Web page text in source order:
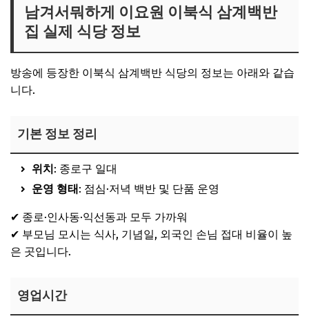
남겨서뭐하게 이요원 이북식 삼계백반
집 실제 식당 정보
방송에 등장한 이북식 삼계백반 식당의 정보는 아래와 같습
니다.
기본 정보 정리
위치: 종로구 일대
운영 형태: 점심·저녁 백반 및 단품 운영
✔ 종로·인사동·익선동과 모두 가까워
✔ 부모님 모시는 식사, 기념일, 외국인 손님 접대 비율이 높
은 곳입니다.
영업시간